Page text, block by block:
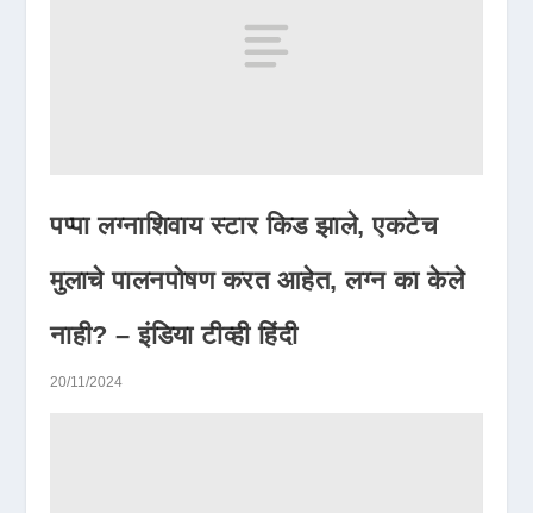
पप्पा लग्नाशिवाय स्टार किड झाले, एकटेच
मुलाचे पालनपोषण करत आहेत, लग्न का केले
नाही? – इंडिया टीव्ही हिंदी
20/11/2024